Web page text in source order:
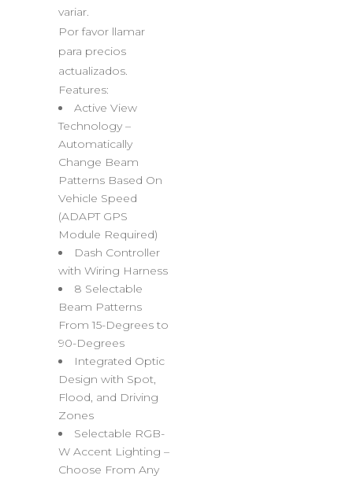
variar.
Por favor llamar
para precios
actualizados.
Features:
Active View
Technology –
Automatically
Change Beam
Patterns Based On
Vehicle Speed
(ADAPT GPS
Module Required)
Dash Controller
with Wiring Harness
8 Selectable
Beam Patterns
From 15-Degrees to
90-Degrees
Integrated Optic
Design with Spot,
Flood, and Driving
Zones
Selectable RGB-
W Accent Lighting –
Choose From Any